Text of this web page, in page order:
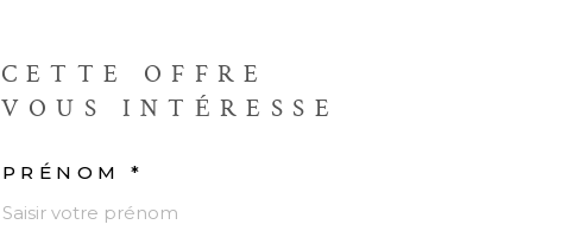
CETTE OFFRE
VOUS INTÉRESSE
PRÉNOM *